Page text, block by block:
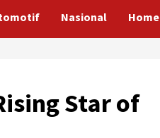
Nasional Home
Star of